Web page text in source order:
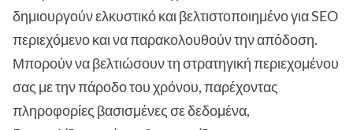
δημιουργούν ελκυστικό και βελτιστοποιημένο για SEO
περιεχόμενο και να παρακολουθούν την απόδοση.
Μπορούν να βελτιώσουν τη στρατηγική περιεχομένου
σας με την πάροδο του χρόνου, παρέχοντας
πληροφορίες βασισμένες σε δεδομένα,